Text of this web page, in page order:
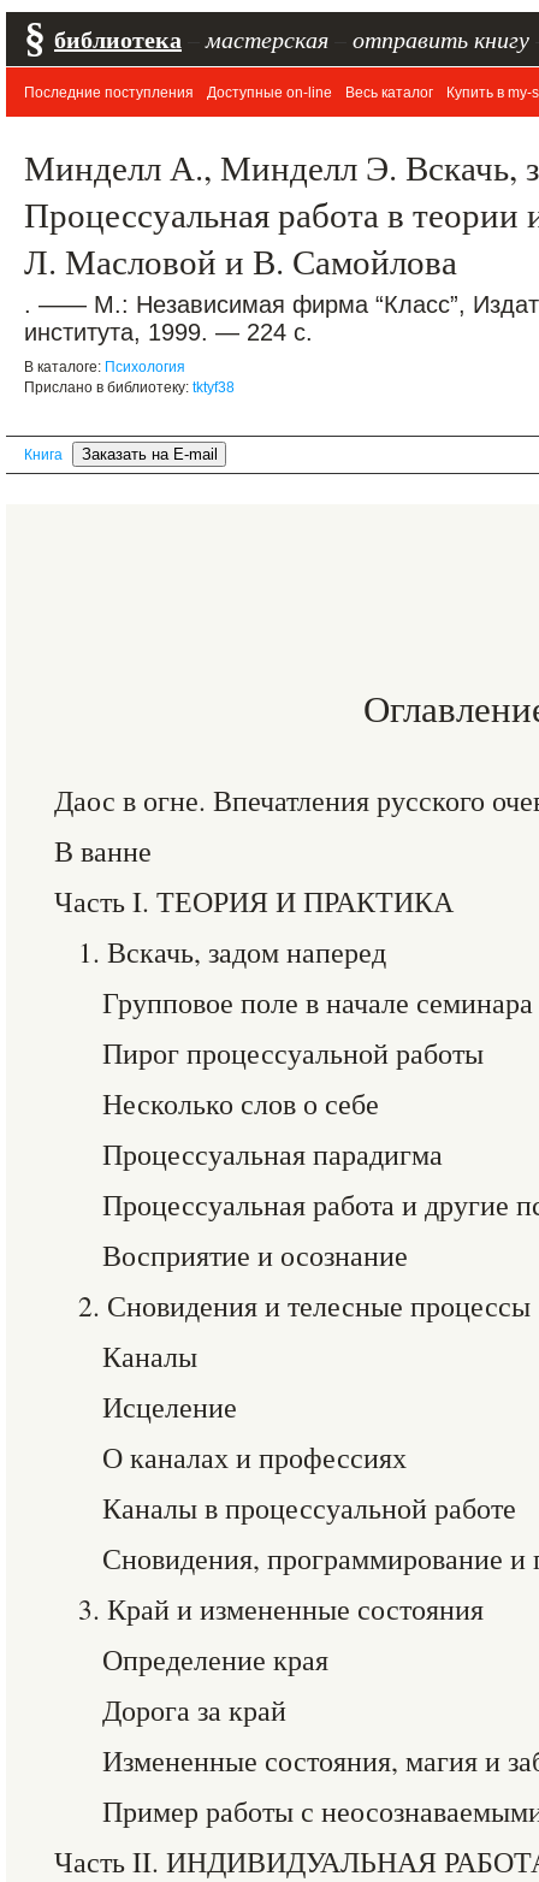
§ библиотека мастерская отправить книгу
Последние поступления Доступные on-line Весь каталог Купить в my-
Минделл А., Минделл Э. Вскачь,
Процессуальная работа в теории
Л. Масловой и В. Самойлова
. —— М.: Независимая фирма “Класс”,
института, 1999. — 224 с.
В каталоге: Психология
Прислано в библиотеку: tktyf38
Книга
Даос в огне. Впечатления русского
В ванне
Часть I. ТЕОРИЯ И ПРАКТИКА
1. Вскачь, задом наперед
Групповое поле в начале семинара
Пирог процессуальной работы
Несколько слов о себе
Процессуальная парадигма
Процессуальная работа и другие
Восприятие и осознание
2. Сновидения и телесные процессы
Каналы
Исцеление
О каналах и профессиях
Каналы в процессуальной работе
Сновидения, программирование и
3. Край и измененные состояния
Определение края
Дорога за край
Измененные состояния, магия и
Пример работы с
Часть II. ИНДИВИДУАЛЬНАЯ